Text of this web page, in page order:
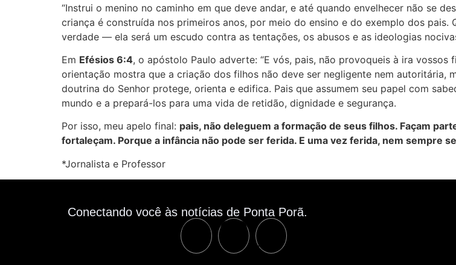
“Instrui o menino no caminho em que deve andar, e até quando envelhecer não se
criança é construída nos primeiros anos, por meio do ensino e do exemplo dos
verdade — ela será um escudo contra as tentações, os abusos e as ideologias
Em Efésios 6:4, o apóstolo Paulo adverte: “E vós, pais, não provoqueis à ira vossos
orientação mostra que a criação dos filhos não deve ser negligente nem autoritária,
doutrina do Senhor protege, orienta e edifica. Pais que assumem seu papel com
mundo e a prepará-los para uma vida de retidão, dignidade e segurança.
Por isso, meu apelo final: pais, não deleguem a formação de seus filhos. Façam
fortaleçam. Porque a infância não pode ser ferida. E uma vez ferida, nem sempre
*Jornalista e Professor
Conectando você às notícias de Ponta Porã.